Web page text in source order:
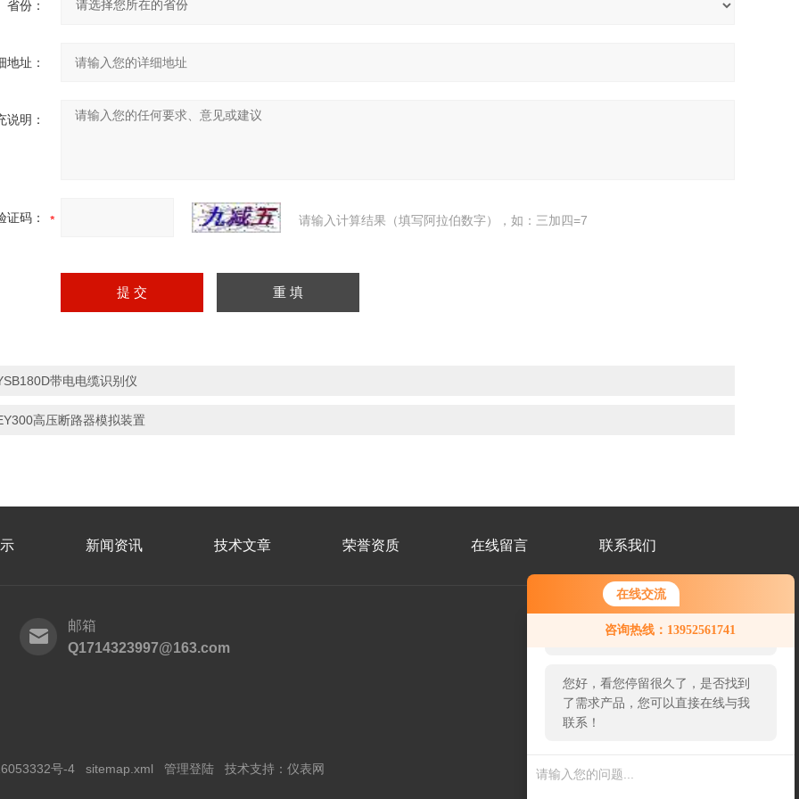
在线交流
咨询热线：13952561741
您好！欢迎前来咨询，很高兴为您
服务，请问您要咨询什么问题呢？
您好，看您停留很久了，是否找到
了需求产品，您可以直接在线与我
联系！
省份：
地址：
说明：
证码： 请输入计算结果（填写阿拉伯数字），如：三加四=7
带电电缆识别仪
高压断路器模拟装置
新闻资讯 技术文章 荣誉资质 在线留言 联系我们
邮箱
Q1714323997@163.com
号-4 sitemap.xml 管理登陆 技术支持： 仪表网
号
二
维
码